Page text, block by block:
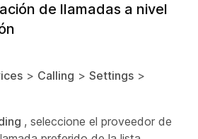
de llamadas a nivel
> Calling > Settings >
, seleccione el proveedor de